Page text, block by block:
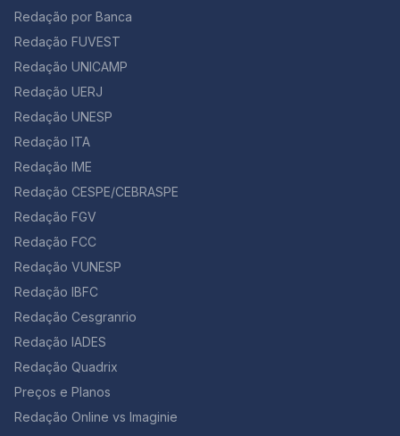
Redação por Banca
Redação FUVEST
Redação UNICAMP
Redação UERJ
Redação UNESP
Redação ITA
Redação IME
Redação CESPE/CEBRASPE
Redação FGV
Redação FCC
Redação VUNESP
Redação IBFC
Redação Cesgranrio
Redação IADES
Redação Quadrix
Preços e Planos
Redação Online vs Imaginie